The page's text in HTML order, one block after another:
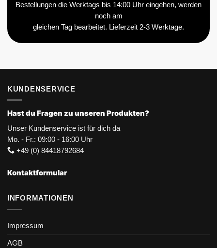
Bestellungen die Werktags bis 14:00 Uhr eingehen, werden
noch am
gleichen Tag bearbeitet. Lieferzeit 2-3 Werktage.
KUNDENSERVICE
Hast du Fragen zu unseren Produkten?
Unser Kundenservice ist für dich da
Mo. - Fr.: 09:00 - 16:00 Uhr
+49 (0) 84418792684
Kontaktformular
INFORMATIONEN
Impressum
AGB